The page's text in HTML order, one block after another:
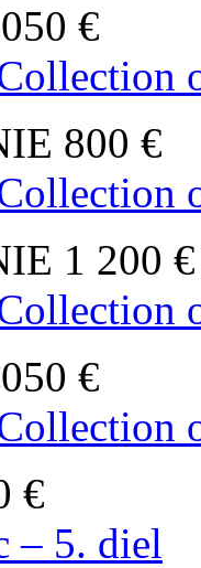
€
800 €
1 200 €
€
€
– 5. diel